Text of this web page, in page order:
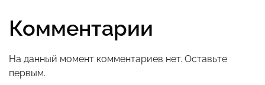
Комментарии
На данный момент комментариев нет. Оставьте
первым.